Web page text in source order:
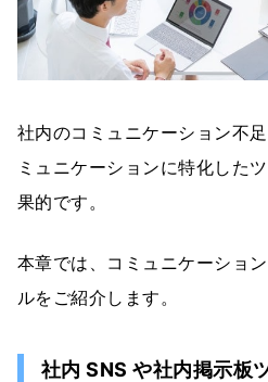
社内のコミュニケーション不
ミュニケーションに特化した
果的です。
本章では、コミュニケーショ
ルをご紹介します。
社内 SNS や社内掲示板